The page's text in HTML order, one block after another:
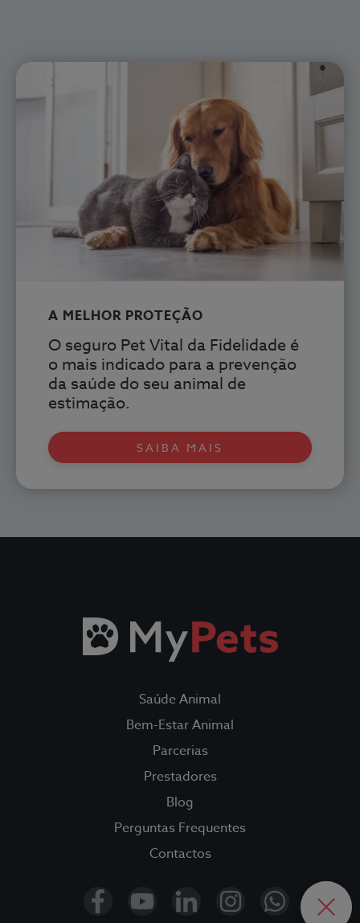
Fidelidade Loyalty
Fidelidade Pet Tracker
A MELHOR PROTEÇÃO
O seguro Pet Vital da Fidelidade é
o mais indicado para a prevenção
da saúde do seu animal de
estimação.
SAIBA MAIS
Saúde Animal
Bem-Estar Animal
Parcerias
Prestadores
Blog
Perguntas Frequentes
Contactos